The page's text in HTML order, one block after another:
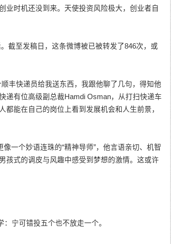
业时机还没到来。天使投资风险极大，创业者自
至发稿日，这条微博被已被转发了846次，或
快递员给我送东西，我跟他聊了几句，得知他
递有位高级副总裁Hamdi Osman，从打扫快递车
能在自己的岗位上看到发展机会和人生前景，
一个妙语连珠的“精神导师”，他言语亲切、机智
孩式的调皮与风趣中感受到梦想的激情。这或许
宁可错投五个也不放走一个。